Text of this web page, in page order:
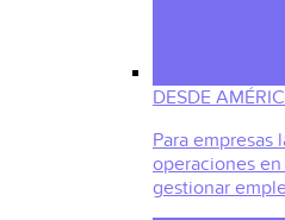
DESDE
Para empresas
operaciones
gestionar